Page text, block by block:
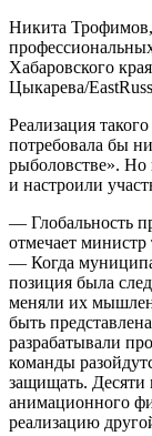
Никита Трофимов,
Хабаровского
Цыкарева/
Реализация
потребовала бы
рыболовстве». Но
и настроили
— Глобальность
отмечает
— Когда
позиция была
меняли их
быть
разрабатывали
команды
защищать. Десяти
анимационного
реализацию